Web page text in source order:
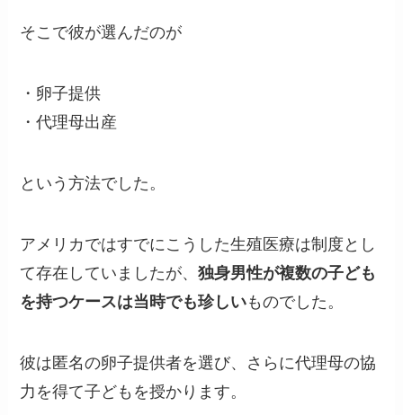
そこで彼が選んだのが
・卵子提供
・代理母出産
という方法でした。
アメリカではすでにこうした生殖医療は制度とし
て存在していましたが、独身男性が複数の子ども
を持つケースは当時でも珍しいものでした。
彼は匿名の卵子提供者を選び、さらに代理母の協
力を得て子どもを授かります。